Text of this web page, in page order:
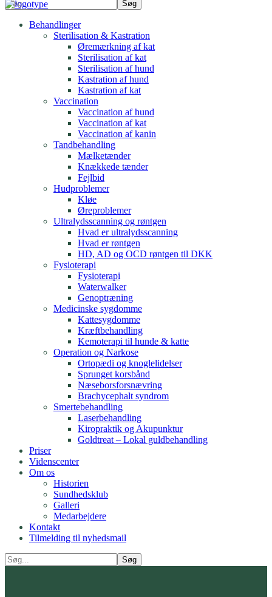
Behandlinger
Sterilisation & Kastration
Øremærkning af kat
Sterilisation af kat
Sterilisation af hund
Kastration af hund
Kastration af kat
Vaccination
Vaccination af hund
Vaccination af kat
Vaccination af kanin
Tandbehandling
Mælketænder
Knækkede tænder
Fejlbid
Hudproblemer
Kløe
Øreproblemer
Ultralydsscanning og røntgen
Hvad er ultralydsscanning
Hvad er røntgen
HD, AD og OCD røntgen til DKK
Fysioterapi
Fysioterapi
Waterwalker
Genoptræning
Medicinske sygdomme
Kattesygdomme
Kræftbehandling
Kemoterapi til hunde & katte
Operation og Narkose​
Ortopædi og knoglelidelser
Sprunget korsbånd
Næseborsforsnævring​
Brachycephalt syndrom
Smertebehandling​
Laserbehandling
Kiropraktik og Akupunktur
Goldtreat – Lokal guldbehandling
Priser
Videnscenter
Om os
Historien
Sundhedsklub
Galleri
Medarbejdere
Kontakt
Tilmelding til nyhedsmail